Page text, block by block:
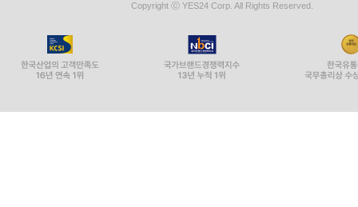
Copyright ⓒ YES24 Corp. All Rights Reserved.